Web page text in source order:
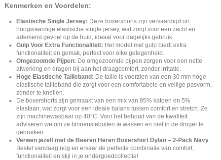
Kenmerken en Voordelen:
Elastische Single Jersey: Deze boxershorts zijn vervaardigd uit
hoogwaardige elastische single jersey, wat zorgt voor een zacht en
ademend gevoel op de huid, ideaal voor dagelijks gebruik.
Gulp Voor Extra Functionaliteit: Het model met gulp biedt extra
functionaliteit en gemak, perfect voor elke gelegenheid.
Omgezoomde Pijpen: De omgezoomde pijpen zorgen voor een nette
afwerking en dragen bij aan het draagcomfort, zonder irritatie.
Hoge Elastische Tailleband: De taille is voorzien van een 30 mm hoge
elastische tailleband die zorgt voor een comfortabele en veilige pasvorm,
zonder te knellen.
De boxershorts zijn gemaakt van een mix van 95% katoen en 5%
elastaan, wat zorgt voor een ideale balans tussen comfort en stretch. Ze
zijn machinewasbaar op 40°C. Voor het behoud van de kwaliteit
adviseren we om ze binnenstebuiten te wassen en niet in de droger te
gebruiken.
Verwen jezelf met de Beeren Heren Boxershort Dylan – 2-Pack Navy.
Bestel vandaag nog en ervaar de perfecte combinatie van comfort,
functionaliteit en stijl in je ondergoedcollectie!